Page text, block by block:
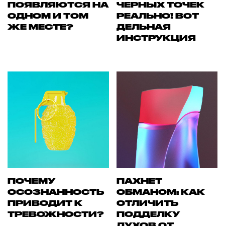
ПОЯВЛЯЮТСЯ НА
ОДНОМ И ТОМ
ЖЕ МЕСТЕ?
ЧЕРНЫХ ТОЧЕК
РЕАЛЬНО! ВОТ
ДЕЛЬНАЯ
ИНСТРУКЦИЯ
ПОЧЕМУ
ОСОЗНАННОСТЬ
ПРИВОДИТ К
ТРЕВОЖНОСТИ?
ПАХНЕТ
ОБМАНОМ: КАК
ОТЛИЧИТЬ
ПОДДЕЛКУ